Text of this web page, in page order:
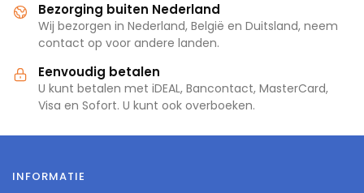
Bezorging buiten Nederland
Wij bezorgen in Nederland, België en Duitsland, neem
contact op voor andere landen.
Eenvoudig betalen
U kunt betalen met iDEAL, Bancontact, MasterCard,
Visa en Sofort. U kunt ook overboeken.
INFORMATIE